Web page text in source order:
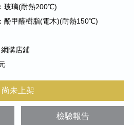
玻璃(耐熱200℃)
酚甲醛樹脂(電木)(耐熱150℃)
購店鋪
尚未上架
檢驗報告